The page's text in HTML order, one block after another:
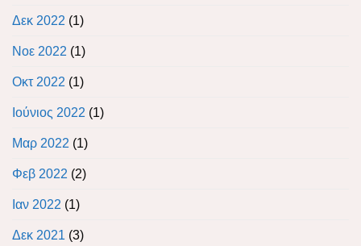
Δεκ 2022 (1)
Νοε 2022 (1)
Οκτ 2022 (1)
Ιούνιος 2022 (1)
Μαρ 2022 (1)
Φεβ 2022 (2)
Ιαν 2022 (1)
Δεκ 2021 (3)